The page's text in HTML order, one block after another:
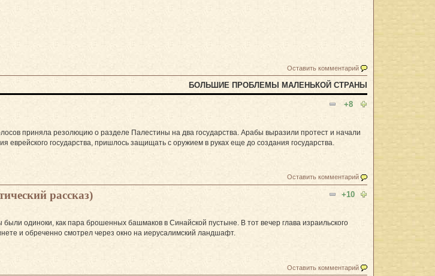
Оставить комментарий
БОЛЬШИЕ ПРОБЛЕМЫ МАЛЕНЬКОЙ СТРАНЫ
+8
приняла резолюцию о разделе Палестины на два государства. Арабы выразили протест и начали
государства, пришлось защищать с оружием в руках еще до создания государства.
Оставить комментарий
+10
рассказ)
одиноки, как пара брошенных башмаков в Синайской пустыне. В тот вечер глава израильского
и обреченно смотрел через окно на иерусалимский ландшафт.
Оставить комментарий